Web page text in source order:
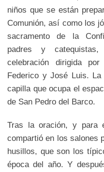
niños que se están
Comunión, así como los
sacramento de la
padres y
celebración dirigida
Federico y José Luis.
capilla que ocupa el
de San Pedro del Barco.
Tras la oración, y para
compartió en los salones
husillos, que son los
época del año. Y